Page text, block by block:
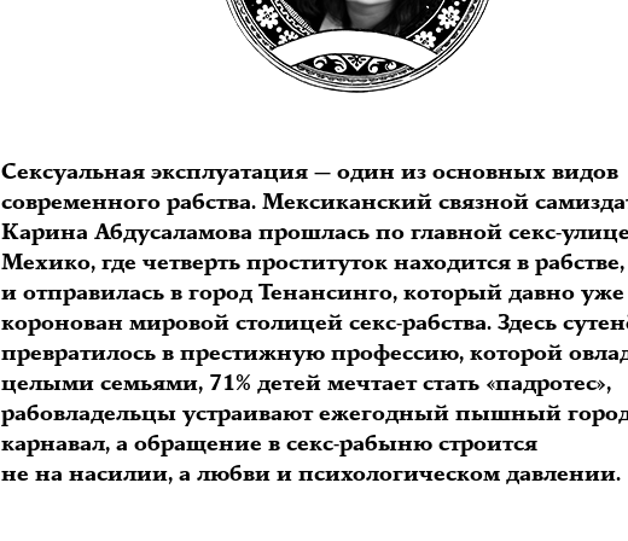
Сексуальная эксплуатация — один из основных видов
современного рабства. Мексиканский связной
Карина Абдусаламова прошлась по главной секс-улице
Мехико, где четверть проституток находится в рабстве,
и отправилась в город Тенансинго, который давно уже
коронован мировой столицей секс-рабства. Здесь
превратилось в престижную профессию, которой
целыми семьями, 71% детей мечтает стать «падротес»,
рабовладельцы устраивают ежегодный пышный
карнавал, а обращение в секс-рабыню строится
не на насилии, а любви и психологическом давлении.